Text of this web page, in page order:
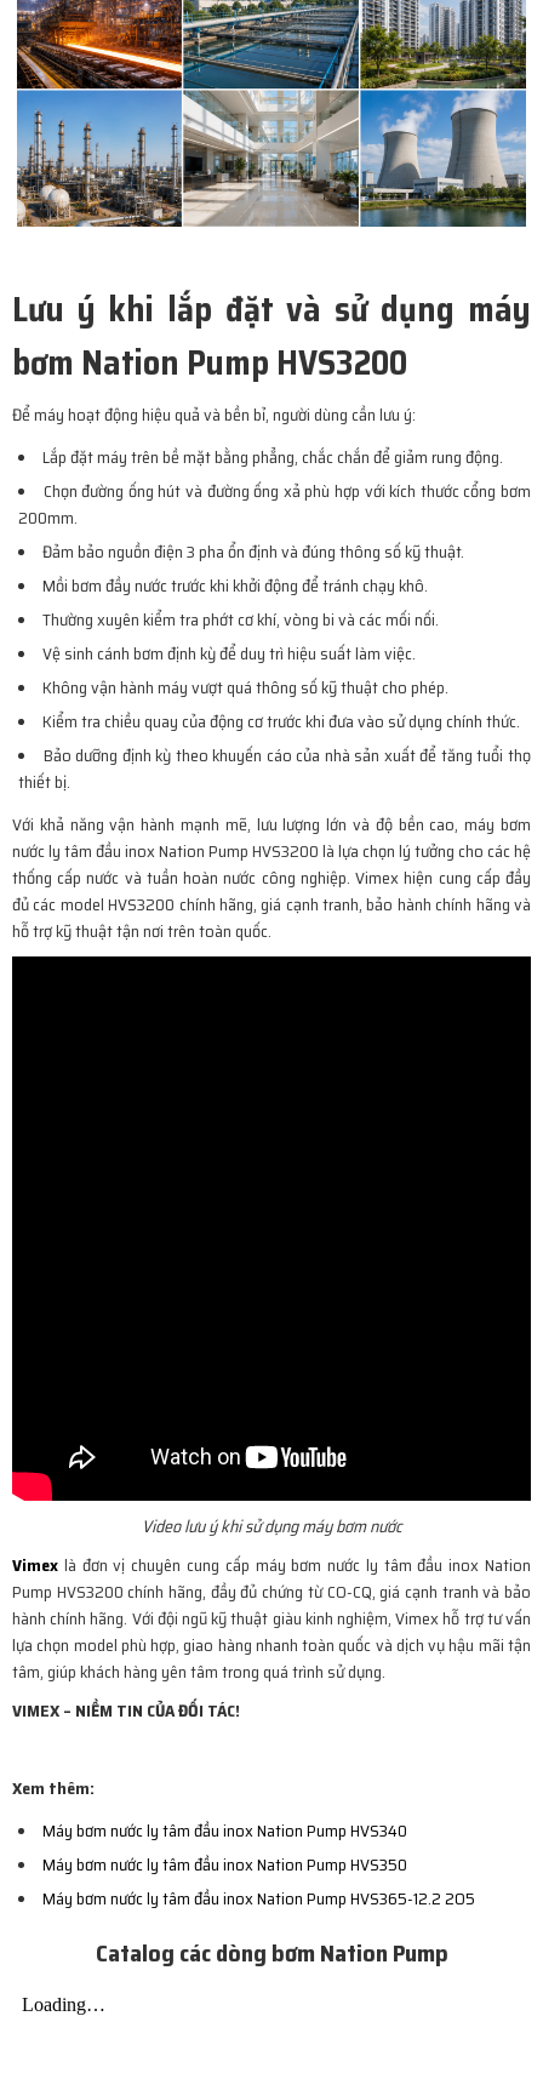
Lưu ý khi lắp đặt và sử dụng máy
bơm Nation Pump HVS3200
Để máy hoạt động hiệu quả và bền bỉ, người dùng cần lưu ý:
Lắp đặt máy trên bề mặt bằng phẳng, chắc chắn để giảm rung động.
Chọn đường ống hút và đường ống xả phù hợp với kích thước cổng bơm
200mm.
Đảm bảo nguồn điện 3 pha ổn định và đúng thông số kỹ thuật.
Mồi bơm đầy nước trước khi khởi động để tránh chạy khô.
Thường xuyên kiểm tra phớt cơ khí, vòng bi và các mối nối.
Vệ sinh cánh bơm định kỳ để duy trì hiệu suất làm việc.
Không vận hành máy vượt quá thông số kỹ thuật cho phép.
Kiểm tra chiều quay của động cơ trước khi đưa vào sử dụng chính thức.
Bảo dưỡng định kỳ theo khuyến cáo của nhà sản xuất để tăng tuổi thọ
thiết bị.
Với khả năng vận hành mạnh mẽ, lưu lượng lớn và độ bền cao, máy bơm
nước ly tâm đầu inox Nation Pump HVS3200 là lựa chọn lý tưởng cho các hệ
thống cấp nước và tuần hoàn nước công nghiệp. Vimex hiện cung cấp đầy
đủ các model HVS3200 chính hãng, giá cạnh tranh, bảo hành chính hãng và
hỗ trợ kỹ thuật tận nơi trên toàn quốc.
Video lưu ý khi sử dụng máy bơm nước
Vimex là đơn vị chuyên cung cấp máy bơm nước ly tâm đầu inox Nation
Pump HVS3200 chính hãng, đầy đủ chứng từ CO-CQ, giá cạnh tranh và bảo
hành chính hãng. Với đội ngũ kỹ thuật giàu kinh nghiệm, Vimex hỗ trợ tư vấn
lựa chọn model phù hợp, giao hàng nhanh toàn quốc và dịch vụ hậu mãi tận
tâm, giúp khách hàng yên tâm trong quá trình sử dụng.
VIMEX – NIỀM TIN CỦA ĐỐI TÁC!
Xem thêm:
Máy bơm nước ly tâm đầu inox Nation Pump HVS340
Máy bơm nước ly tâm đầu inox Nation Pump HVS350
Máy bơm nước ly tâm đầu inox Nation Pump HVS365-12.2 2O5
Catalog các dòng bơm Nation Pump